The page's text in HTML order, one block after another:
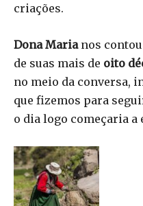
criações.
Dona Marianos
de suas mais de oito
no meio da conversa,
que fizemos para
o dia logo começaria a